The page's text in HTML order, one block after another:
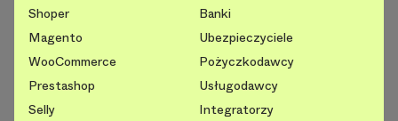
Shoper
Magento
WooCommerce
Prestashop
Selly
Banki
Ubezpieczyciele
Pożyczkodawcy
Usługodawcy
Integratorzy